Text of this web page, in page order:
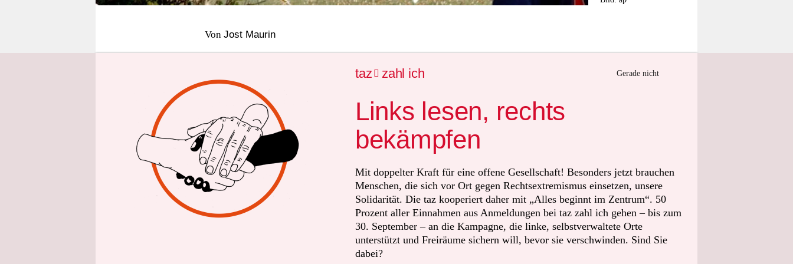
epaper login
Von Jost Maurin
| Christine (Name geändert) und ihr Mann bauten auf ihrem Land
in Uganda mehr als 20 Jahre lang genug Lebensmittel für sich und ihre acht
Kinder an. Die Familie erntete auf ihren sechs Hektar sogar so viel, dass sie
Früchte auf dem Markt verkaufen und die Kinder zur Schule schicken konnte.
Jetzt müssen sie auf einem Landstück leben, das zu klein ist, um die Familie zu
ernähren. Christines Kinder essen oft nur einmal pro Tag und gehen nicht mehr
zur Schule.
Die Uganderin gehört der Entwicklungsorganisation Oxfam zufolge zu den
mehr als 20.000 Menschen, die von ihrem Land in den Bezirken Kiboga und
Mubende vertrieben wurden - damit die britische Holzfirma New Forests
Company (NFC) dort Baumplantagen einrichtet. "Alle unsere Pflanzungen
taz  zahl ich Gerade nicht
Links lesen, rechts
bekämpfen
Mit doppelter Kraft für eine offene Gesellschaft! Besonders jetzt brauchen
Menschen, die sich vor Ort gegen Rechtsextremismus einsetzen, unsere
Solidarität. Die taz kooperiert daher mit „Alles beginnt im Zentrum“. 50
Prozent aller Einnahmen aus Anmeldungen bei taz zahl ich gehen – bis zum
30. September – an die Kampagne, die linke, selbstverwaltete Orte
unterstützt und Freiräume sichern will, bevor sie verschwinden. Sind Sie
dabei?